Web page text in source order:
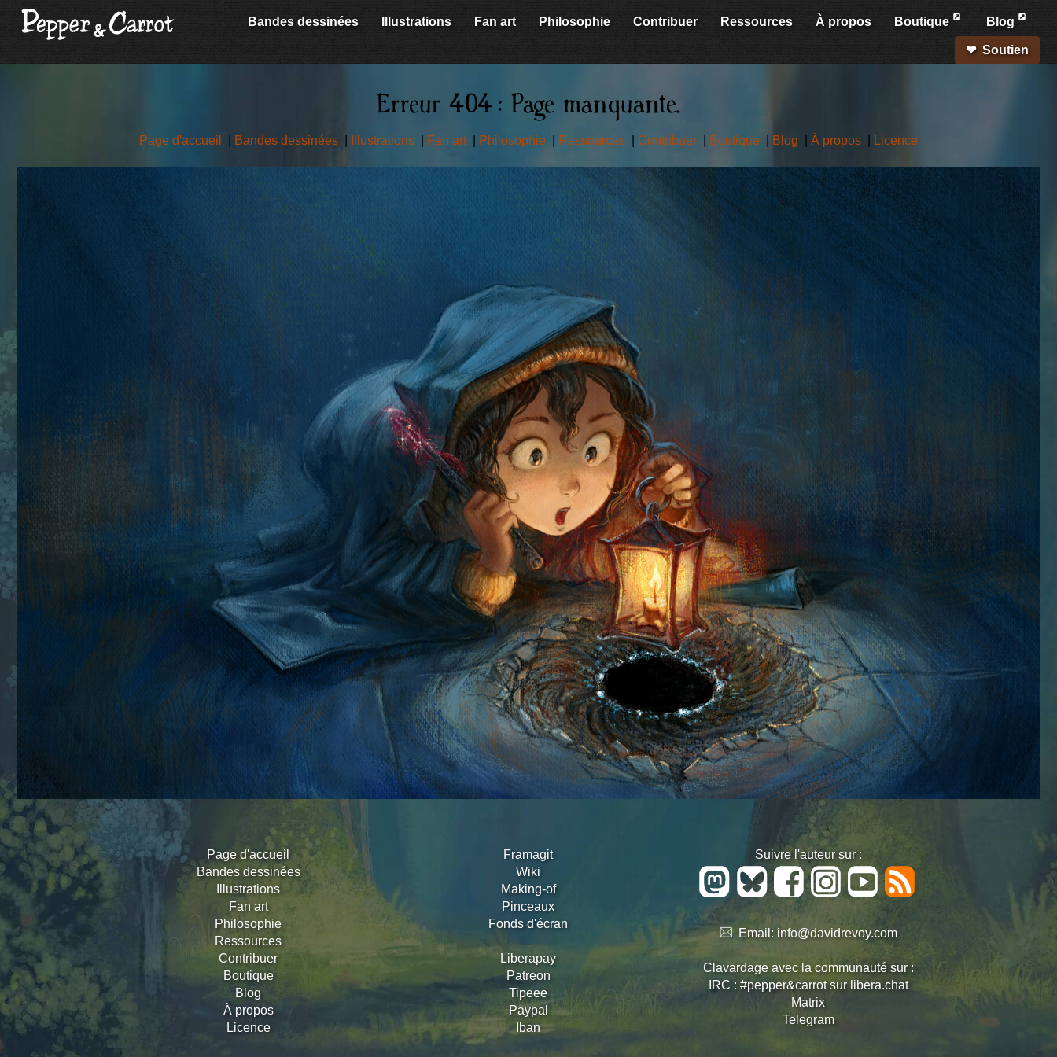
Bandes dessinées Illustrations Fan art Philosophie Contribuer Ressources À propos Boutique Blog
Soutien
Erreur 404 : Page manquante.
Page d'accueil Bandes dessinées Illustrations Fan art Philosophie Ressources Contribuer Boutique Blog À propos Licence
Page d'accueil
Bandes dessinées
Illustrations
Fan art
Philosophie
Ressources
Contribuer
Boutique
Blog
À propos
Licence
Framagit
Wiki
Making-of
Pinceaux
Fonds d'écran
Liberapay
Patreon
Tipeee
Paypal
Iban
Suivre l'auteur sur :
Email: info@davidrevoy.com
Clavardage avec la communauté sur :
IRC : #pepper&carrot sur libera.chat
Matrix
Telegram